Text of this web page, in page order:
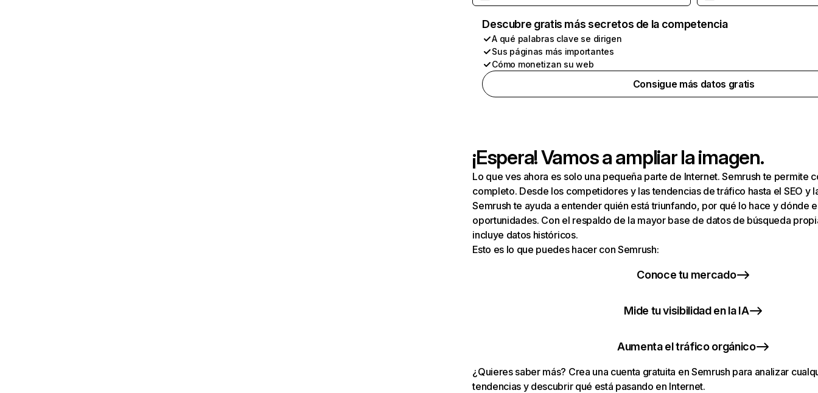
Descubre gratis más secretos de la competencia
A qué palabras clave se dirigen
Sus páginas más importantes
Cómo monetizan su web
Consigue más datos gratis
¡Espera! Vamos a ampliar la imagen.
Lo que ves ahora es solo una pequeña parte de Internet. Semrush te permite
completo. Desde los competidores y las tendencias de tráfico hasta el SEO y
Semrush te ayuda a entender quién está triunfando, por qué lo hace y dónde
oportunidades. Con el respaldo de la mayor base de datos de búsqueda
incluye datos históricos.
Esto es lo que puedes hacer con Semrush:
Conoce tu mercado
Mide tu visibilidad en la IA
Aumenta el tráfico orgánico
¿Quieres saber más? Crea una cuenta gratuita en Semrush para analizar
tendencias y descubrir qué está pasando en Internet.